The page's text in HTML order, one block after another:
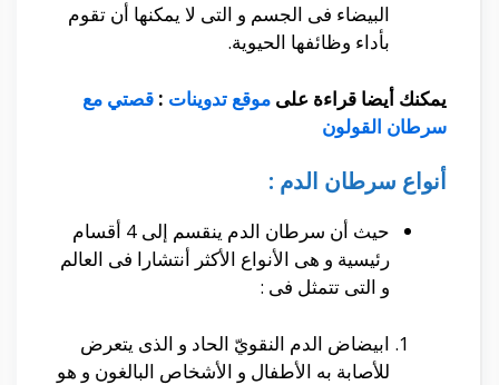
البيضاء فى الجسم و التى لا يمكنها أن تقوم
بأداء وظائفها الحيوية.
يمكنك أيضا قراءة على موقع تدوينات : قصتي مع
سرطان القولون
أنواع سرطان الدم :
حيث أن سرطان الدم ينقسم إلى 4 أقسام
رئيسية و هى الأنواع الأكثر أنتشارا فى العالم
و التى تتمثل فى :
ابيضاض الدم النقويّ الحاد و الذى يتعرض
للأصابة به الأطفال و الأشخاص البالغون و هو